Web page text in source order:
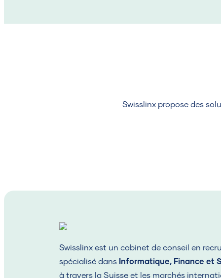
Swisslinx propose des
Swisslinx est un cabinet de conseil en
spécialisé dans Informatique, Finance et
à travers la Suisse et les marchés